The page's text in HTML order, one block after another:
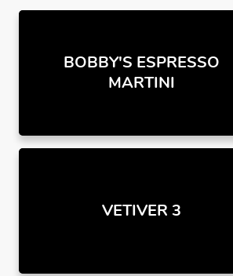
BOBBY'S ESPRESSO
MARTINI
VETIVER 3